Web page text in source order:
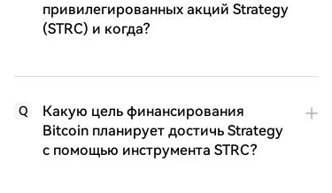
привилегированных акций Strategy
(STRC) и когда?
Q
Какую цель финансирования
Bitcoin планирует достичь Strategy
с помощью инструмента STRC?